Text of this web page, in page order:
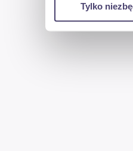
reklamowym i
uzyskanymi
Tylko